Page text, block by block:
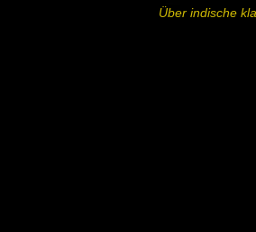
Über indische